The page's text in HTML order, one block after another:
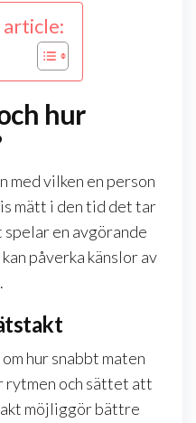
article:
hur
vilken en person
mätt i den tid det tar
en avgörande
påverka känslor av
hur snabbt maten
rytmen och sättet att
möjliggör bättre